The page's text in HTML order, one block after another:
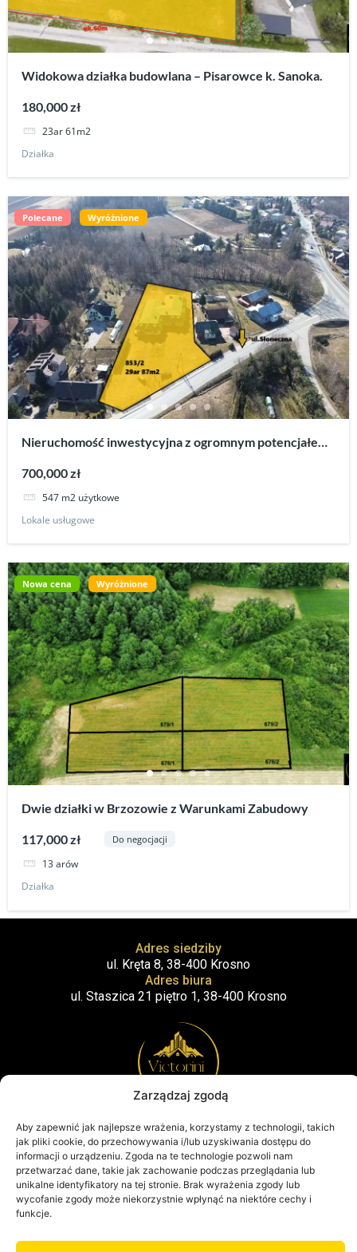
Zarządzaj zgodą
Aby zapewnić jak najlepsze wrażenia, korzystamy z technologii, takich
jak pliki cookie, do przechowywania i/lub uzyskiwania dostępu do
informacji o urządzeniu. Zgoda na te technologie pozwoli nam
przetwarzać dane, takie jak zachowanie podczas przeglądania lub
unikalne identyfikatory na tej stronie. Brak wyrażenia zgody lub
wycofanie zgody może niekorzystnie wpłynąć na niektóre cechy i
funkcje.
Widokowa działka budowlana – Pisarowce k. Sanoka.
180,000 zł
23ar 61m2
Działka
Polecane Wyróżnione
Nieruchomość inwestycyjna z ogromnym potencjałem
700,000 zł
547 m2 użytkowe
Lokale usługowe
Nowa cena Wyróżnione
Dwie działki w Brzozowie z Warunkami Zabudowy
117,000 zł Do negocjacji
13 arów
Działka
Adres siedziby
ul. Kręta 8, 38-400 Krosno
Adres biura
ul. Staszica 21 piętro 1, 38-400 Krosno
Kontakt
+48 519 420 750
kontakt@victorinihome.pl
Victorini
Home
© 2024 Wszelkie prawa
zastrzeżone
Wykonanie:AbcWeb.pl